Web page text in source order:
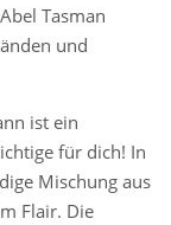
Tasman
und
ist ein
für dich! In
Mischung aus
Flair. Die